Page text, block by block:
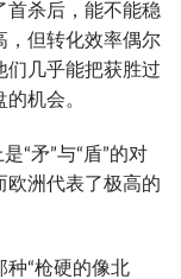
首杀后，能不能稳
，但转化效率偶尔
们几乎能把获胜过
机会。
“矛”与“盾”的对
欧洲代表了极高的
种“枪硬的像北